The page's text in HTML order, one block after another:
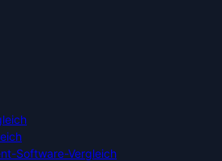
Software-Vergleich